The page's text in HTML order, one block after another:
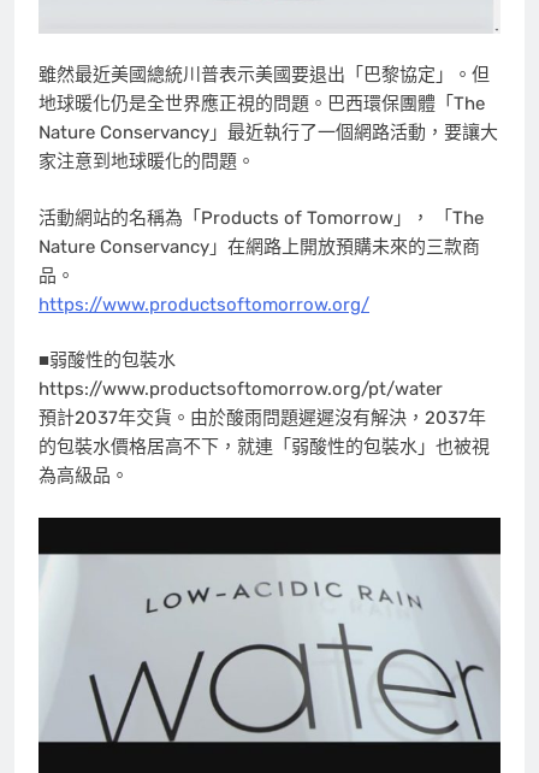
雖然最近美國總統川普表示美國要退出「巴黎協定」。但
地球暖化仍是全世界應正視的問題。巴西環保團體「The
Nature Conservancy」最近執行了一個網路活動，要讓大
家注意到地球暖化的問題。
活動網站的名稱為「Products of Tomorrow」， 「The
Nature Conservancy」在網路上開放預購未來的三款商
品。
https://www.productsoftomorrow.org/
■弱酸性的包裝水
https://www.productsoftomorrow.org/pt/water
預計2037年交貨。由於酸雨問題遲遲沒有解決，2037年
的包裝水價格居高不下，就連「弱酸性的包裝水」也被視
為高級品。